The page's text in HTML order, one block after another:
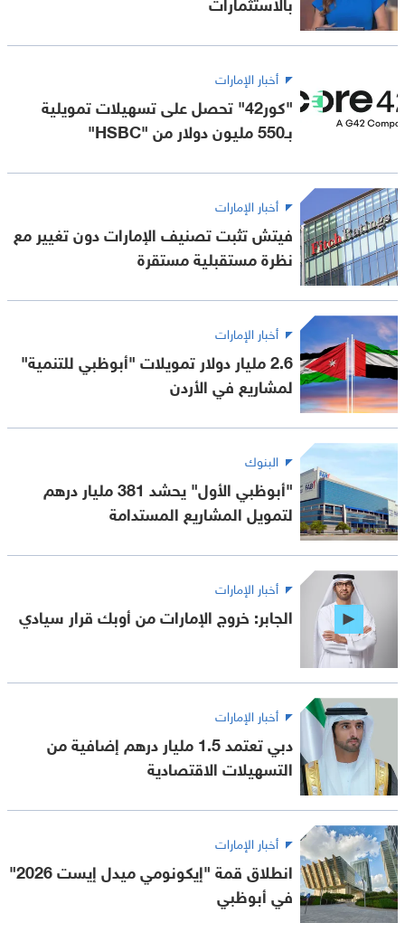
أخبار الإمارات
"كور42" تحصل على تسهيلات تمويلية
بـ550 مليون دولار من "HSBC"
أخبار الإمارات
فيتش تثبت تصنيف الإمارات دون تغيير مع
نظرة مستقبلية مستقرة
أخبار الإمارات
2.6 مليار دولار تمويلات "أبوظبي للتنمية"
لمشاريع في الأردن
البنوك
"أبوظبي الأول" يحشد 381 مليار درهم
لتمويل المشاريع المستدامة
أخبار الإمارات
الجابر: خروج الإمارات من أوبك قرار سيادي
أخبار الإمارات
دبي تعتمد 1.5 مليار درهم إضافية من
التسهيلات الاقتصادية
أخبار الإمارات
انطلاق قمة "إيكونومي ميدل إيست 2026"
في أبوظبي